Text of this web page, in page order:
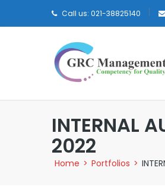
Call us: 021-38825140
INTERNAL
2022
Home > Portfolios >